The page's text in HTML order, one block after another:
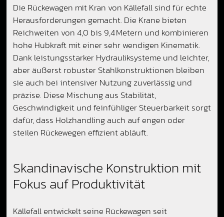
Die Rückewagen mit Kran von Källefall sind für echte
Herausforderungen gemacht. Die Krane bieten
Reichweiten von 4,0 bis 9,4 Metern und kombinieren
hohe Hubkraft mit einer sehr wendigen Kinematik.
Dank leistungsstarker Hydrauliksysteme und leichter,
aber äußerst robuster Stahlkonstruktionen bleiben
sie auch bei intensiver Nutzung zuverlässig und
präzise. Diese Mischung aus Stabilität,
Geschwindigkeit und feinfühliger Steuerbarkeit sorgt
dafür, dass Holzhandling auch auf engen oder
steilen Rückewegen effizient abläuft.
Skandinavische Konstruktion mit
Fokus auf Produktivität
Källefall entwickelt seine Rückewagen seit